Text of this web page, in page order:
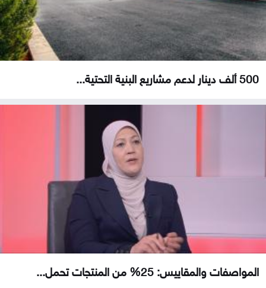
500 ألف دينار لدعم مشاريع البنية التحتية...
المواصفات والمقاييس: 25% من المنتجات تحمل...